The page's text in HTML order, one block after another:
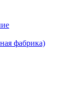
фабрика)